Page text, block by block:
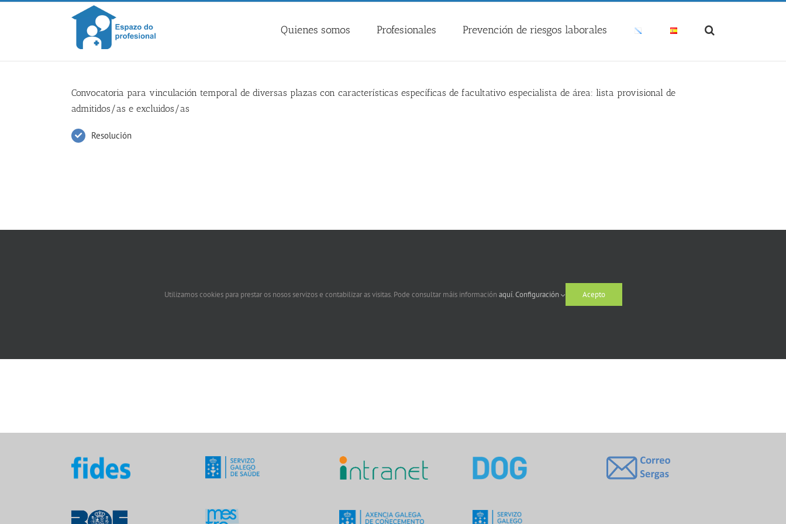
Skip
Quienes somos Profesionales Prevención de riesgos laborales
Convocatoria para vinculación temporal de diversas plazas con características específicas de facultativo especialista de área: lista provisional de
admitidos/as e excluidos/as
Resolución
Utilizamos cookies para prestar os nosos servizos e contabilizar as visitas. Pode consultar máis información aquí.Configuración Acepto